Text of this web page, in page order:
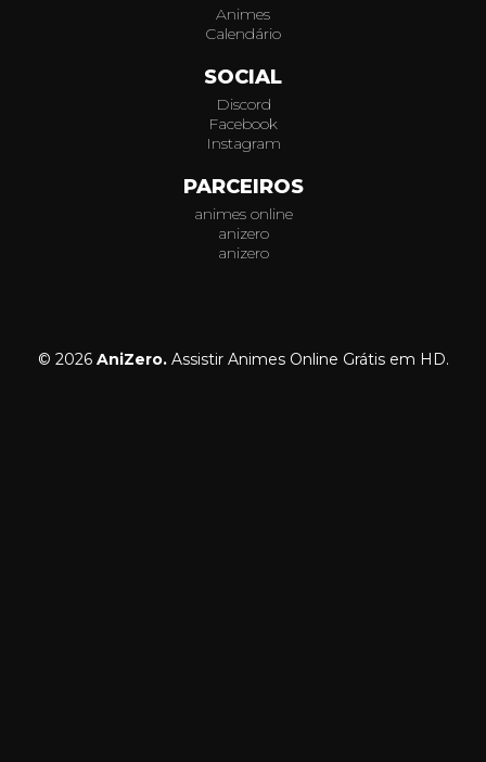
Animes
Calendário
SOCIAL
Discord
Facebook
Instagram
PARCEIROS
animes online
anizero
anizero
© 2026 AniZero.Assistir Animes Online Grátis em HD.